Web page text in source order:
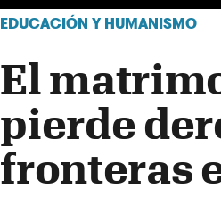
EDUCACIÓN Y HUMANISMO
El
pierde
fronteras